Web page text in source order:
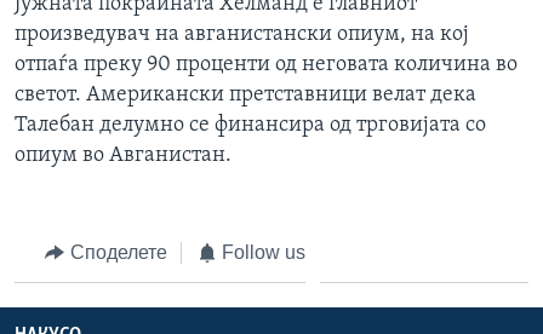
произведувач на авганистански опиум, на кој
отпаѓа преку 90 проценти од неговата количина во
светот. Американски претставници велат дека
Талебан делумно се финансира од трговијата со
опиум во Авганистан.
Споделете Follow us